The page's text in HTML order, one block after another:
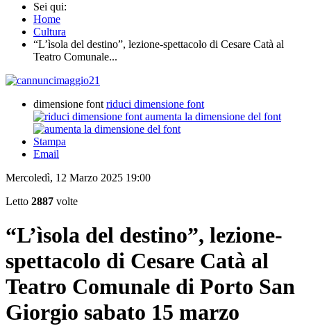
Sei qui:
Home
Cultura
“L’ìsola del destino”, lezione-spettacolo di Cesare Catà al
Teatro Comunale...
dimensione font riduci dimensione font
aumenta la dimensione del font
Stampa
Email
Mercoledì, 12 Marzo 2025 19:00
Letto 2887 volte
“L’ìsola del destino”, lezione-
spettacolo di Cesare Catà al
Teatro Comunale di Porto San
Giorgio sabato 15 marzo